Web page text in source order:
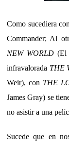
Como sucediera con
Commander; Al
NEW WORLD (El
infravalorada THE
Weir), con THE
James Gray) se
no asistir a una
Sucede que en